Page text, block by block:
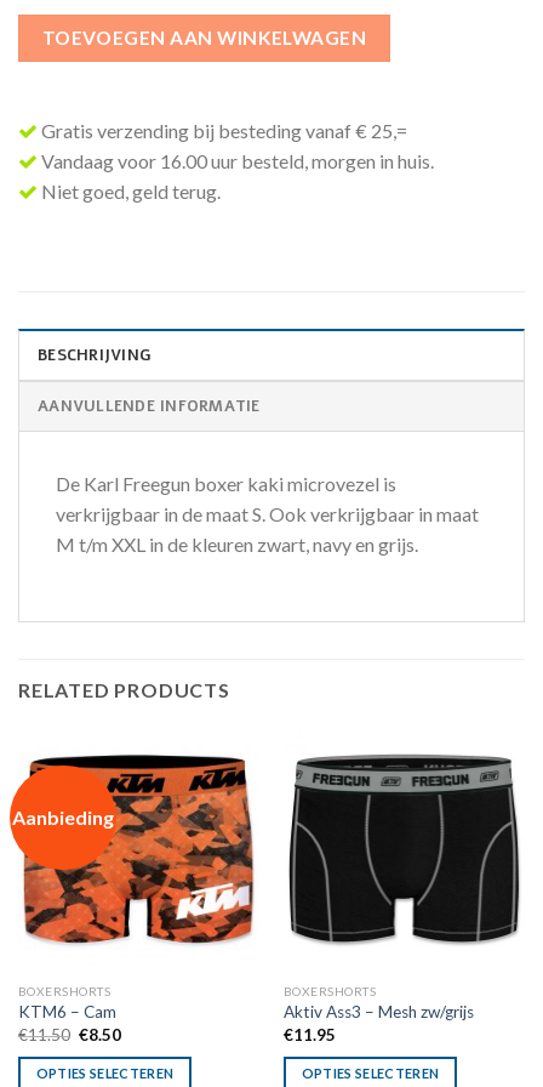
TOEVOEGEN AAN WINKELWAGEN
Gratis verzending bij besteding vanaf € 25,=
Vandaag voor 16.00 uur besteld, morgen in huis.
Niet goed, geld terug.
BESCHRIJVING
AANVULLENDE INFORMATIE
De Karl Freegun boxer kaki microvezel is
verkrijgbaar in de maat S. Ook verkrijgbaar in maat
M t/m XXL in de kleuren zwart, navy en grijs.
RELATED PRODUCTS
Aanbieding
BOXERSHORTS
KTM6 – Cam
€11.50 Oorspronkelijke
was:
€11.50.
€8.50Huidige
is:
€8.50.
OPTIES SELECTEREN
BOXERSHORTS
Aktiv Ass3 – Mesh zw/grijs
€11.95
OPTIES SELECTEREN